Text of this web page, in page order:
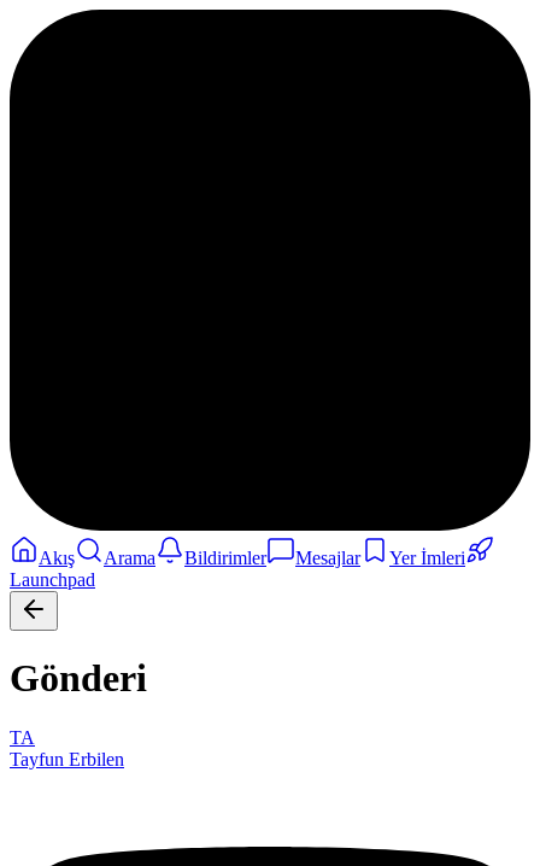
Akış Arama Bildirimler Mesajlar
Yer İmleri
Launchpad
Gönderi
TA
Tayfun Erbilen